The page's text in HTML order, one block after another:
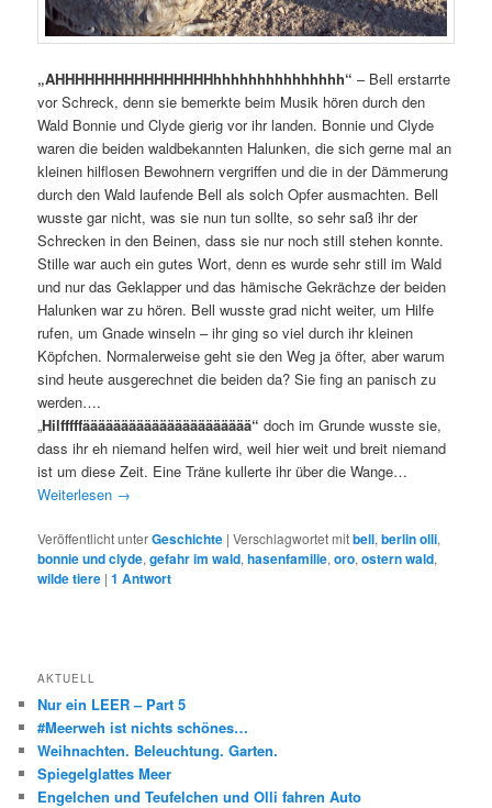
„AHHHHHHHHHHHHHHHHhhhhhhhhhhhhhhh“ – Bell erstarrte
vor Schreck, denn sie bemerkte beim Musik hören durch den
Wald Bonnie und Clyde gierig vor ihr landen. Bonnie und Clyde
waren die beiden waldbekannten Halunken, die sich gerne mal an
kleinen hilflosen Bewohnern vergriffen und die in der Dämmerung
durch den Wald laufende Bell als solch Opfer ausmachten. Bell
wusste gar nicht, was sie nun tun sollte, so sehr saß ihr der
Schrecken in den Beinen, dass sie nur noch still stehen konnte.
Stille war auch ein gutes Wort, denn es wurde sehr still im Wald
und nur das Geklapper und das hämische Gekrächze der beiden
Halunken war zu hören. Bell wusste grad nicht weiter, um Hilfe
rufen, um Gnade winseln – ihr ging so viel durch ihr kleinen
Köpfchen. Normalerweise geht sie den Weg ja öfter, aber warum
sind heute ausgerechnet die beiden da? Sie fing an panisch zu
werden….
„Hilfffffääääääääääääääääääääää“doch im Grunde wusste sie,
dass ihr eh niemand helfen wird, weil hier weit und breit niemand
ist um diese Zeit. Eine Träne kullerte ihr über die Wange…
Weiterlesen →
Veröffentlicht unterGeschichte |Verschlagwortet mitbell,berlin olli,
bonnie und clyde,gefahr im wald,hasenfamilie,oro,ostern wald,
wilde tiere |1 Antwort
AKTUELL
Nur ein LEER – Part 5
#Meerweh ist nichts schönes…
Weihnachten. Beleuchtung. Garten.
Spiegelglattes Meer
Engelchen und Teufelchen und Olli fahren Auto